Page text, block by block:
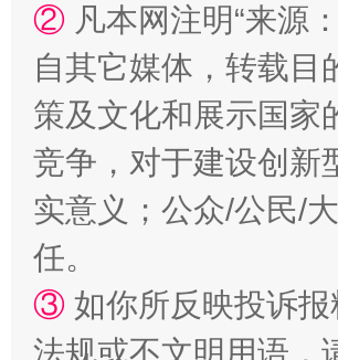
② 凡本网注明“来源
自其它媒体，转载目
策及文化和展示国家
竞争，对于建设创新
实意义；公众/公民/
任。
③ 如你所反映投诉
法规或不文明用语，